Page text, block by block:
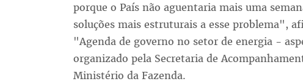
porque o País não aguentaria mais uma
soluções mais estruturais a esse problema",
"Agenda de governo no setor de energia -
organizado pela Secretaria de
Ministério da Fazenda.